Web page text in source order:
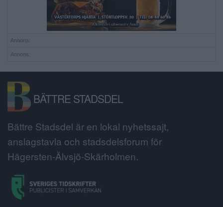
Annons:
Annons:
BÄTTRE STADSDEL
Bättre Stadsdel är en lokal nyhetssajt,
anslagstavla och stadsdelsforum för
Hägersten-Älvsjö-Skärholmen.